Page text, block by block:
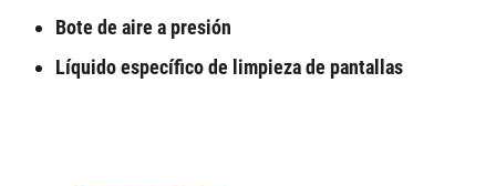
Bote de aire a presión
Líquido específico de limpieza de pantallas